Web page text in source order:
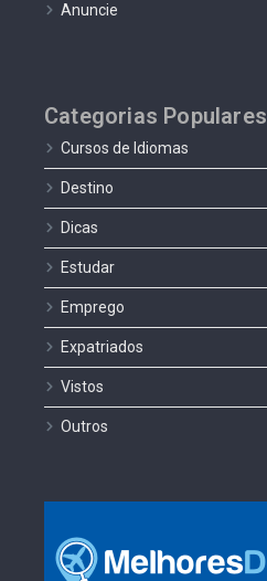
Anuncie
Categorias Populares
Cursos de Idiomas
Destino
Dicas
Estudar
Emprego
Expatriados
Vistos
Outros